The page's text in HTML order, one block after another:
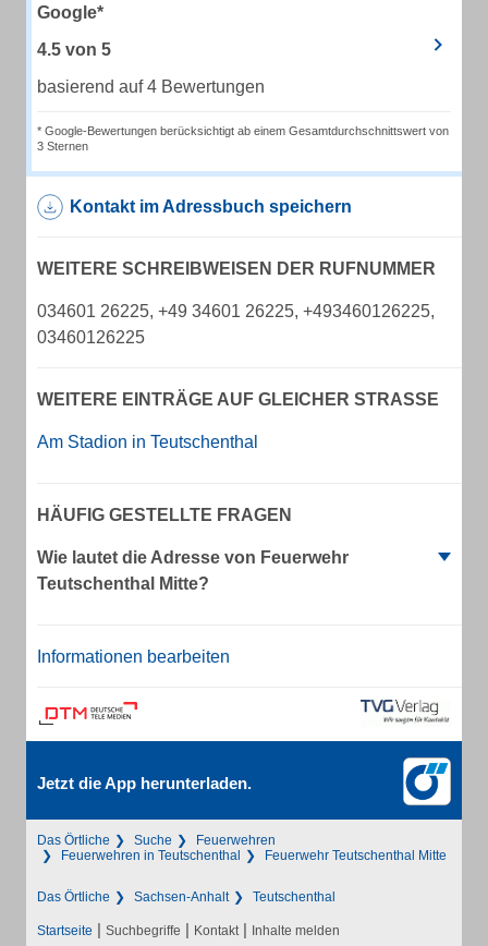
Google*
4.5 von 5
basierend auf 4 Bewertungen
* Google-Bewertungen berücksichtigt ab einem Gesamtdurchschnittswert von
3 Sternen
Kontakt im Adressbuch speichern
WEITERE SCHREIBWEISEN DER RUFNUMMER
034601 26225, +49 34601 26225, +493460126225,
03460126225
WEITERE EINTRÄGE AUF GLEICHER STRASSE
Am Stadion in Teutschenthal
HÄUFIG GESTELLTE FRAGEN
Wie lautet die Adresse von Feuerwehr
Teutschenthal Mitte?
Informationen bearbeiten
Jetzt die App herunterladen.
Das Örtliche Suche
Feuerwehren
Feuerwehren in Teutschenthal
Feuerwehr Teutschenthal Mitte
Das Örtliche Sachsen-Anhalt Teutschenthal
Startseite | Suchbegriffe | Kontakt | Inhalte melden